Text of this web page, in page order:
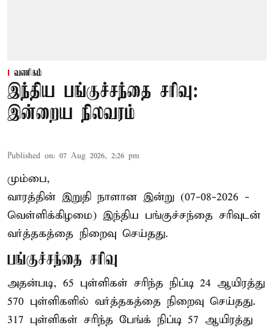
வணிகம்
இந்திய பங்குச்சந்தை சரிவு:
இன்றைய நிலவரம்
Published on: 07 Aug 2026, 2:26 pm
மும்பை,
வாரத்தின் இறுதி நாளான இன்று (07-08-2026 -
வெள்ளிக்கிழமை) இந்திய பங்குச்சந்தை சரிவுடன்
வர்த்தகத்தை நிறைவு செய்தது.
பங்குச்சந்தை சரிவு
அதன்படி, 65 புள்ளிகள் சரிந்த நிப்டி 24 ஆயிரத்து
570 புள்ளிகளில் வர்த்தகத்தை நிறைவு செய்தது.
317 புள்ளிகள் சரிந்த பேங்க் நிப்டி 57 ஆயிரத்து